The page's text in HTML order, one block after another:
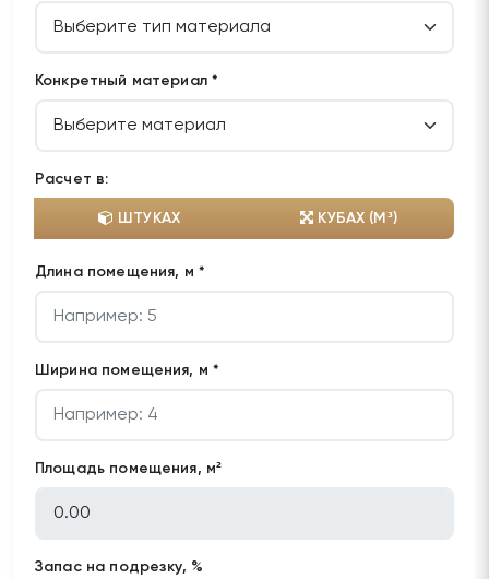
Конкретный материал *
Расчет в:
ШТУКАХ КУБАХ (М³)
Длина помещения, м *
Ширина помещения, м *
Площадь помещения, м²
Запас на подрезку, %